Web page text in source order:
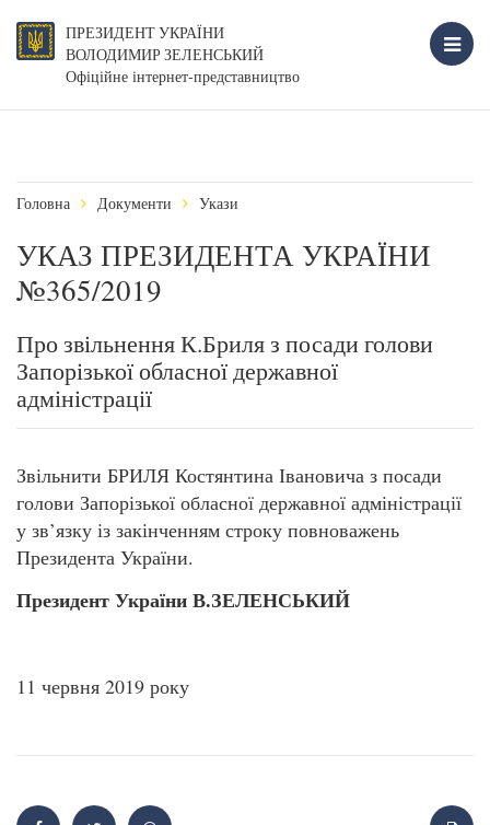
ПРЕЗИДЕНТ УКРАЇНИ
ВОЛОДИМИР ЗЕЛЕНСЬКИЙ
Офіційне інтернет-представництво
Головна Документи Укази
УКАЗ ПРЕЗИДЕНТА УКРАЇНИ
№365/2019
Про звільнення К.Бриля з посади голови
Запорізької обласної державної
адміністрації
Звільнити БРИЛЯ Костянтина Івановича з посади
голови Запорізької обласної державної адміністрації
у зв’язку із закінченням строку повноважень
Президента України.
Президент України В.ЗЕЛЕНСЬКИЙ
11 червня 2019 року